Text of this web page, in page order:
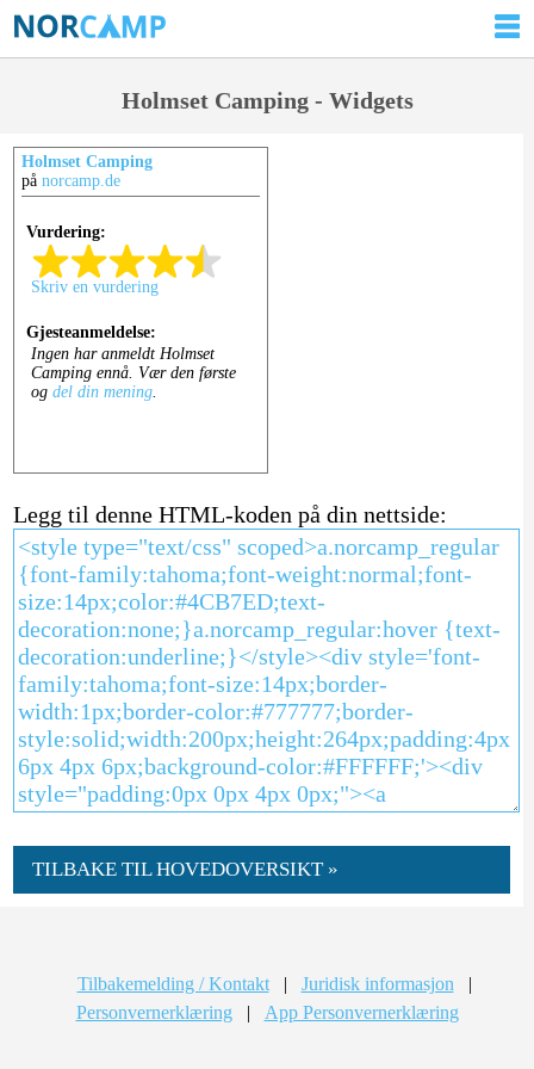
Holmset Camping - Widgets
Holmset Camping
på norcamp.de
Legg til denne HTML-koden på din nettside:
TILBAKE TIL HOVEDOVERSIKT »
Tilbakemelding / Kontakt | Juridisk informasjon
|
Personvernerklæring
| App Personvernerklæring